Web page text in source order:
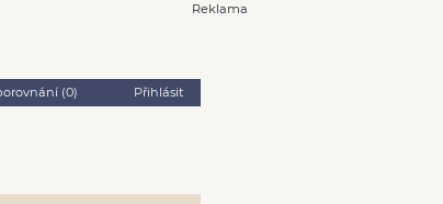
Reklama
(0) Přihlásit